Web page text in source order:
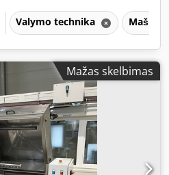
Valymo technika Mašinų
Mažas skelbimas